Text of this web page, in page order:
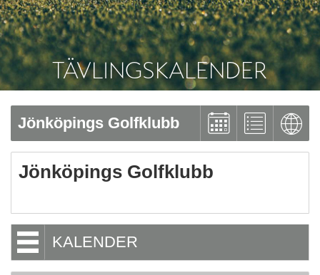
TÄVLINGSKALENDER
Jönköpings Golfklubb
Jönköpings Golfklubb
KALENDER